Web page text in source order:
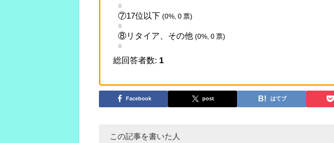
⑦17位以下 (0%, 0 票)
⑧リタイア、その他 (0%, 0 票)
総回答者数: 1
Facebook post はてブ
この記事を書いた人